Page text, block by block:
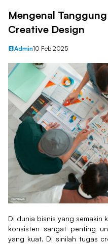
Mengenal
Creative Design
Admin10 Feb 2025
Di dunia bisnis yang semakin
konsisten sangat penting
yang kuat. Di sinilah tugas